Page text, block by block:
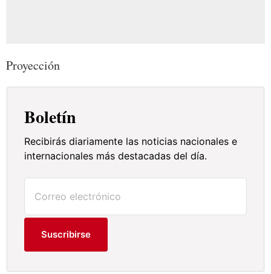
Proyección
Boletín
Recibirás diariamente las noticias nacionales e
internacionales más destacadas del día.
Suscribirse